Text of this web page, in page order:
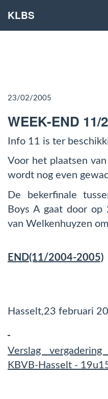
KLBS
23/02/2005
WEEK-END 11/
Info 11 is ter
Voor het plaatsen
wordt nog even
De bekerfinale
Boys A gaat door
van Welkenhuyzen
END(11/2004-2005)
Hasselt,23 februari
Verslag
KBVB-Hasselt -